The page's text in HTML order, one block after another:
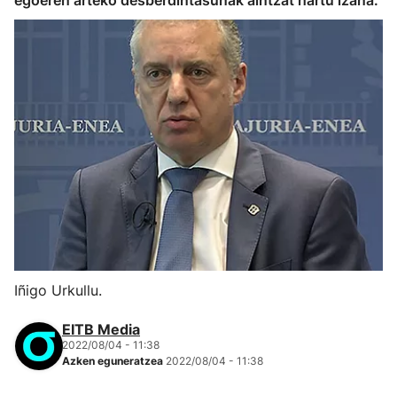
Iñigo Urkullu.
EITB Media
2022/08/04 - 11:38
Azken eguneratzea 2022/08/04 - 11:38